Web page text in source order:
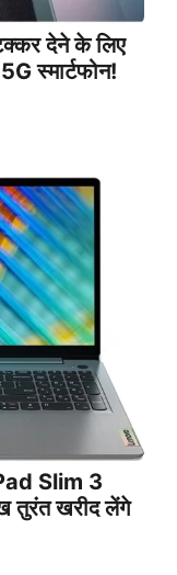
देने के लिए
स्मार्टफोन!
Slim 3
तुरंत खरीद लेंगे